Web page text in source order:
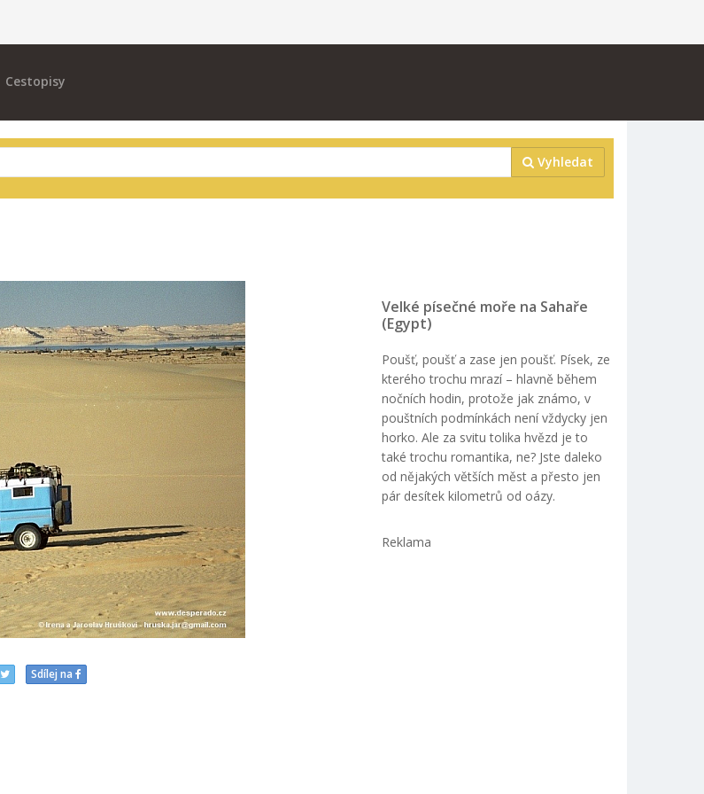
Cestopisy
Vyhledat
Sdílej na
Velké písečné moře na Sahaře
(Egypt)
Poušť, poušť a zase jen poušť. Písek, ze
kterého trochu mrazí – hlavně během
nočních hodin, protože jak známo, v
pouštních podmínkách není vždycky jen
horko. Ale za svitu tolika hvězd je to
také trochu romantika, ne? Jste daleko
od nějakých větších měst a přesto jen
pár desítek kilometrů od oázy.
Reklama